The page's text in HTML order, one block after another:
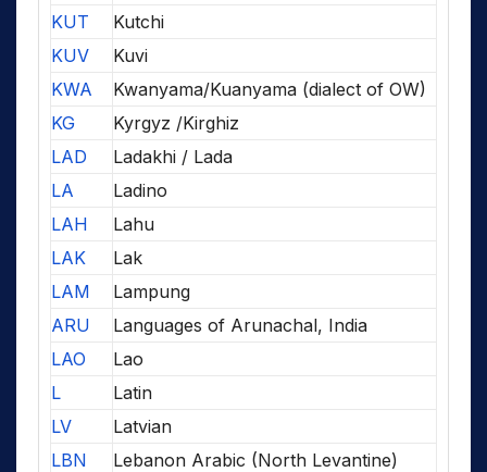
KUT
Kutchi
KUV
Kuvi
KWA
Kwanyama/Kuanyama (dialect of OW)
KG
Kyrgyz /Kirghiz
LAD
Ladakhi / Lada
LA
Ladino
LAH
Lahu
LAK
Lak
LAM
Lampung
ARU
Languages of Arunachal, India
LAO
Lao
L
Latin
LV
Latvian
LBN
Lebanon Arabic (North Levantine)